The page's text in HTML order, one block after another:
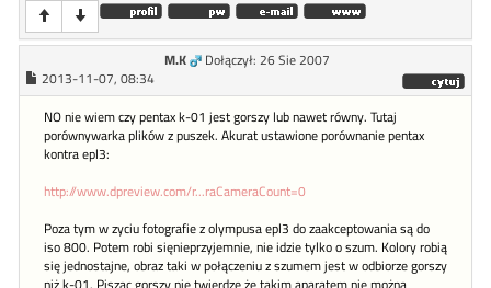
M.K
Dołączył: 26 Sie 2007
2013-11-07, 08:34
NO nie wiem czy pentax k-01 jest gorszy lub nawet równy. Tutaj
porównywarka plików z puszek. Akurat ustawione porównanie pentax
kontra epl3:
http://www.dpreview.com/r...raCameraCount=0
Poza tym w zyciu fotografie z olympusa epl3 do zaakceptowania są do
iso 800. Potem robi sięnieprzyjemnie, nie idzie tylko o szum. Kolory robią
się jednostajne, obraz taki w połączeniu z szumem jest w odbiorze gorszy